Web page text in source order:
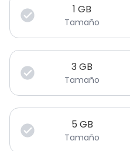
1 GB
Tamaño
3GB
Tamaño
5 GB
Tamaño